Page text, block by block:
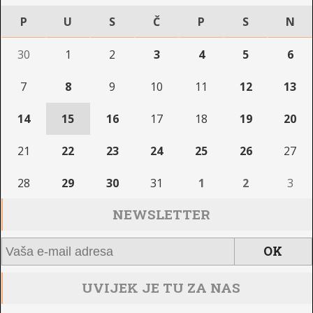
P U S Č P S N
30 1 2 3 4 5 6
7 8 9 10 11 12 13
14 15 16 17 18 19 20
21 22 23 24 25 26 27
28 29 30 31 1 2 3
NEWSLETTER
UVIJEK JE TU ZA NAS